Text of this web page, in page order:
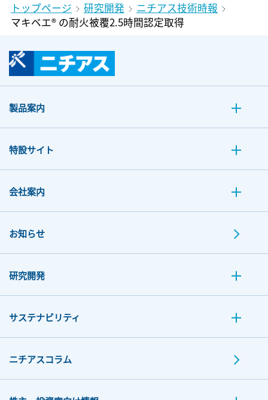
トップページ 研究開発
ニチアス技術時報
マキベエ® の耐火被覆2.5時間認定取得
製品案内
特設サイト
会社案内
お知らせ
研究開発
サステナビリティ
ニチアスコラム